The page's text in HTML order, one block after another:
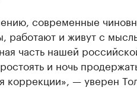
современные
работают и живут с
часть нашей
и ночь
коррекции», — уверен